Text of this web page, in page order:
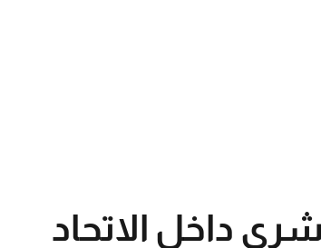
داخل الاتحاد